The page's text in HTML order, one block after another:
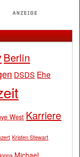
Berlin
DSDS Ehe
West Karriere
Kristen Stewart